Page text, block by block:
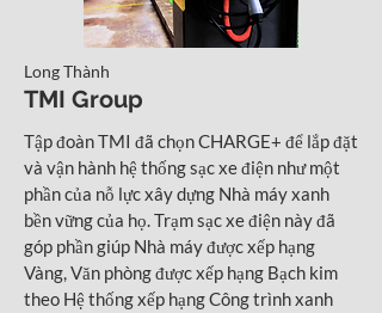
Long Thành
TMI Group
Tập đoàn TMI đã chọn CHARGE+ để lắp đặt
và vận hành hệ thống sạc xe điện như một
phần của nỗ lực xây dựng Nhà máy xanh
bền vững của họ. Trạm sạc xe điện này đã
góp phần giúp Nhà máy được xếp hạng
Vàng, Văn phòng được xếp hạng Bạch kim
theo Hệ thống xếp hạng Công trình xanh